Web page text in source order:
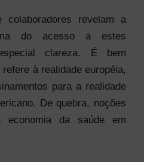
colaboradores revelam a
do acesso a estes
clareza. É bem
à realidade européia,
para a realidade
De quebra, noções
economia da saúde em